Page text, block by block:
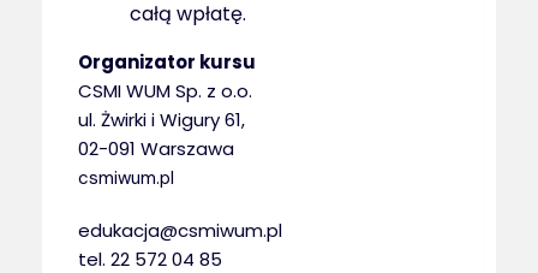
całą wpłatę.
Organizator kursu
CSMI WUM Sp. z o.o.
ul. Żwirki i Wigury 61,
02-091 Warszawa
csmiwum.pl
edukacja@csmiwum.pl
tel. 22 572 04 85